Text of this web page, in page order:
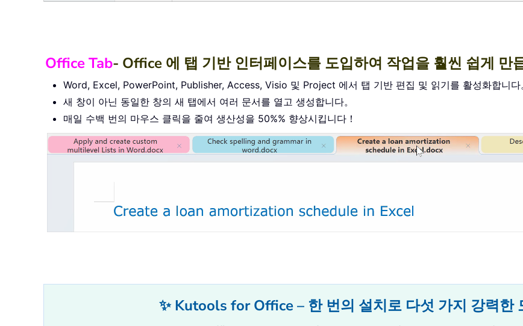
Office Tab- Office 에 탭 기반 인터페이스를 도입하여 작업을 훨씬 쉽게 만
Word, Excel, PowerPoint, Publisher, Access, Visio 및 Project 에서 탭 기반 편집 및 읽기를 활성화합니다
새 창이 아닌 동일한 창의 새 탭에서 여러 문서를 열고 생성합니다。
매일 수백 번의 마우스 클릭을 줄여 생산성을 50%% 향상시킵니다！
✨ Kutools for Office – 한 번의 설치로 다섯 가지 강력한